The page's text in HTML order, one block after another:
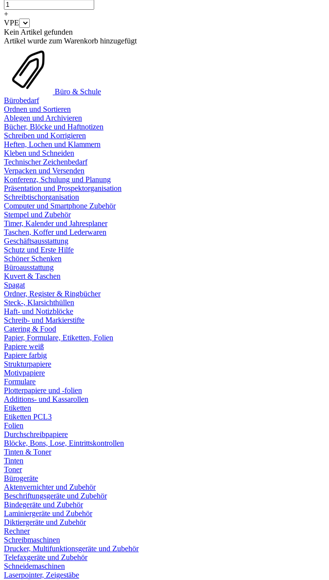
+
VPE
Kein Artikel gefunden
Artikel wurde zum Warenkorb hinzugefügt
Büro & Schule
Bürobedarf
Ordnen und Sortieren
Ablegen und Archivieren
Bücher, Blöcke und Haftnotizen
Schreiben und Korrigieren
Heften, Lochen und Klammern
Kleben und Schneiden
Technischer Zeichenbedarf
Verpacken und Versenden
Konferenz, Schulung und Planung
Präsentation und Prospektorganisation
Schreibtischorganisation
Computer und Smartphone Zubehör
Stempel und Zubehör
Timer, Kalender und Jahresplaner
Taschen, Koffer und Lederwaren
Geschäftsausstattung
Schutz und Erste Hilfe
Schöner Schenken
Büroausstattung
Kuvert & Taschen
Spagat
Ordner, Register & Ringbücher
Steck-, Klarsichthüllen
Haft- und Notizblöcke
Schreib- und Markierstifte
Catering & Food
Papier, Formulare, Etiketten, Folien
Papiere weiß
Papiere farbig
Strukturpapiere
Motivpapiere
Formulare
Plotterpapiere und -folien
Additions- und Kassarollen
Etiketten
Etiketten PCL3
Folien
Durchschreibpapiere
Blöcke, Bons, Lose, Eintrittskontrollen
Tinten & Toner
Tinten
Toner
Bürogeräte
Aktenvernichter und Zubehör
Beschriftungsgeräte und Zubehör
Bindegeräte und Zubehör
Laminiergeräte und Zubehör
Diktiergeräte und Zubehör
Rechner
Schreibmaschinen
Drucker, Multifunktionsgeräte und Zubehör
Telefaxgeräte und Zubehör
Schneidemaschinen
Laserpointer, Zeigestäbe